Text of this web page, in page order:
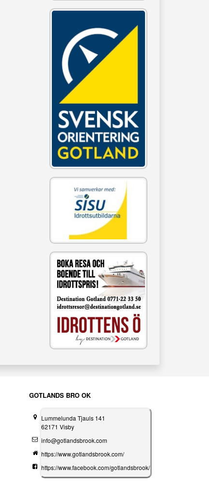
GOTLANDS BRO OK
Lummelunda Tjauls 141
62171 Visby
info@gotlandsbrook.com
https://www.gotlandsbrook.com/
https://www.facebook.com/gotlandsbrook/